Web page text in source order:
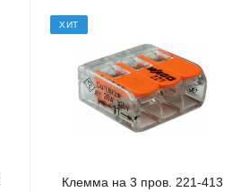
ХИТ
Клемма на 3 пров. 221-413